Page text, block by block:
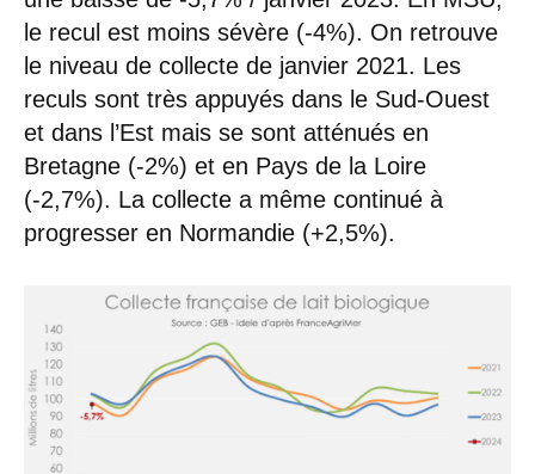
le recul est moins sévère (-4%). On retrouve
le niveau de collecte de janvier 2021. Les
reculs sont très appuyés dans le Sud-Ouest
et dans l’Est mais se sont atténués en
Bretagne (-2%) et en Pays de la Loire
(-2,7%). La collecte a même continué à
progresser en Normandie (+2,5%).